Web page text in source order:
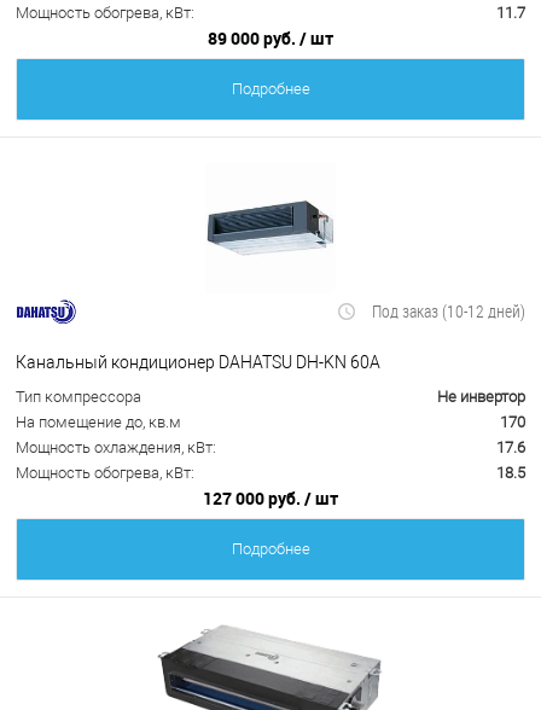
Мощность обогрева, кВт:
11.7
89 000 руб. / шт
Подробнее
Под заказ (10-12 дней)
Канальный кондиционер DAHATSU DH-KN 60A
Тип компрессора
Не инвертор
На помещение до, кв.м
170
Мощность охлаждения, кВт:
17.6
Мощность обогрева, кВт:
18.5
127 000 руб. / шт
Подробнее